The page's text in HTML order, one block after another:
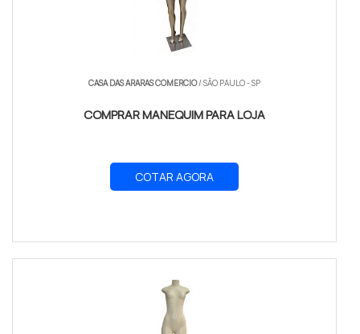
CASA DAS ARARAS COMERCIO/ SÃO PAULO - SP
COMPRAR MANEQUIM PARA LOJA
COTAR AGORA